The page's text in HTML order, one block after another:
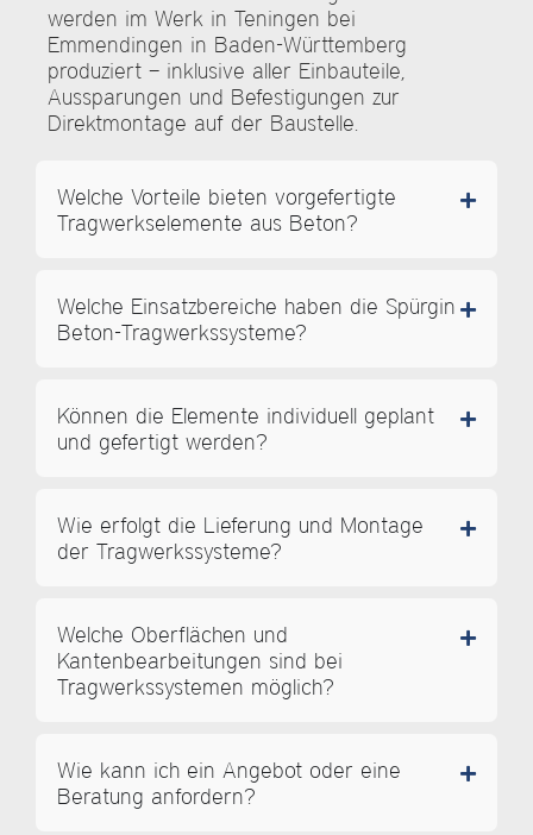
werden im Werk in Teningen bei
Emmendingen in Baden-Württemberg
produziert – inklusive aller Einbauteile,
Aussparungen und Befestigungen zur
Direktmontage auf der Baustelle.
Welche Vorteile bieten vorgefertigte
Tragwerkselemente aus Beton?
Welche Einsatzbereiche haben die Spürgin
Beton-Tragwerkssysteme?
Können die Elemente individuell geplant
und gefertigt werden?
Wie erfolgt die Lieferung und Montage
der Tragwerkssysteme?
Welche Oberflächen und
Kantenbearbeitungen sind bei
Tragwerkssystemen möglich?
Wie kann ich ein Angebot oder eine
Beratung anfordern?